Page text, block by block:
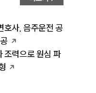
호사, 음주운전 공
조력으로 원심 파